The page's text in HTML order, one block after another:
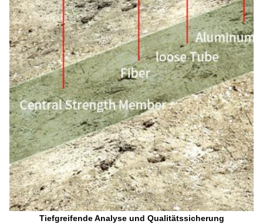
Tiefgreifende Analyse und Qualitätssicherung